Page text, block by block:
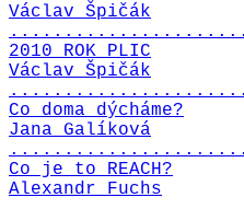
Václav Špičák
2010 ROK PLIC
Václav Špičák
Co doma dýcháme?
Jana Galíková
Co je to REACH?
Alexandr Fuchs